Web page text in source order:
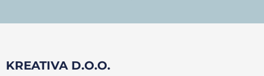
KREATIVA D.O.O.